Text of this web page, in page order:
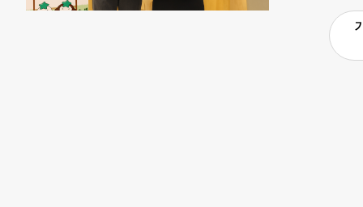
장해가 발생
사용을 독려
이벤트를 진
트를 제공하
국 영업점에
니어도 누구
는 “올해 평
쉼터를 선제